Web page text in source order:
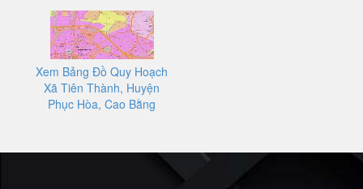
Xem Bảng Đồ Quy Hoạch
Xã Tiên Thành, Huyện
Phục Hòa, Cao Bằng